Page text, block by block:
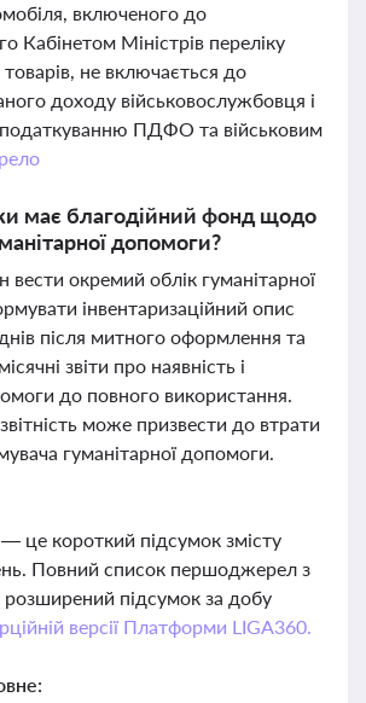
включеного до
Кабінетом Міністрів переліку
товарів, не включається до
доходу військовослужбовця і
ПДФО та військовим
має благодійний фонд щодо
допомоги?
окремий облік гуманітарної
інвентаризаційний опис
після митного оформлення та
звіти про наявність і
до повного використання.
може призвести до втрати
гуманітарної допомоги.
це короткий підсумок змісту
Повний список першоджерел з
підсумок за добу
версії Платформи LIGA360.